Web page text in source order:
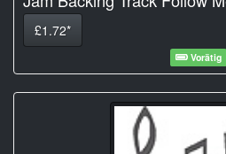
£1.72*
Vorätig